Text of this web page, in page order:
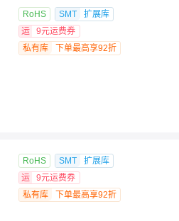
RoHS SMT
扩展库
运
9元运费券
私有库
下单最高享92折
RoHS SMT
扩展库
运
9元运费券
私有库
下单最高享92折